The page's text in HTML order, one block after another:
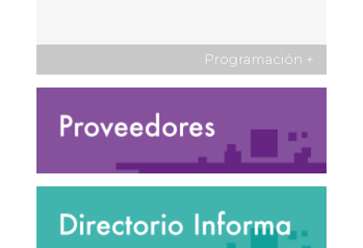
Programación +